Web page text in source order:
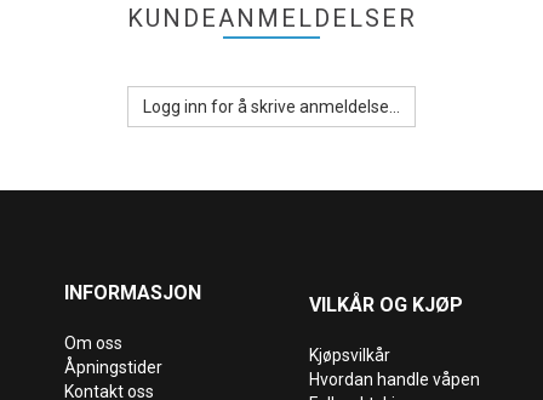
KUNDEANMELDELSER
Logg inn for å skrive anmeldelse...
INFORMASJON
Om oss
Åpningstider
Kontakt oss
VILKÅR OG KJØP
Kjøpsvilkår
Hvordan handle våpen